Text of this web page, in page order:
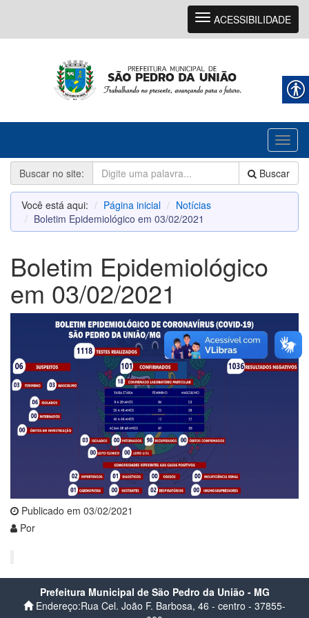
Navegação
ACESSIBILIDADE
Buscar no site:
Buscar
Você está aqui: Página inicial
Notícias
Boletim Epidemiológico em 03/02/2021
Boletim Epidemiológico
em 03/02/2021
Publicado em 03/02/2021
Por
Prefeitura Municipal de São Pedro da União - MG
Endereço:Rua Cel. João F. Barbosa, 46 - centro - 37855-